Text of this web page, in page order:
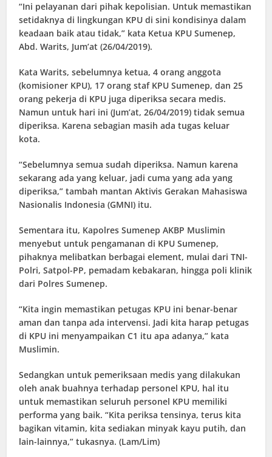
“Ini pelayanan dari pihak kepolisian. Untuk memastikan
setidaknya di lingkungan KPU di sini kondisinya dalam
keadaan baik atau tidak,” kata Ketua KPU Sumenep,
Abd. Warits, Jum’at (26/04/2019).
Kata Warits, sebelumnya ketua, 4 orang anggota
(komisioner KPU), 17 orang staf KPU Sumenep, dan 25
orang pekerja di KPU juga diperiksa secara medis.
Namun untuk hari ini (Jum’at, 26/04/2019) tidak semua
diperiksa. Karena sebagian masih ada tugas keluar
kota.
“Sebelumnya semua sudah diperiksa. Namun karena
sekarang ada yang keluar, jadi cuma yang ada yang
diperiksa,” tambah mantan Aktivis Gerakan Mahasiswa
Nasionalis Indonesia (GMNI) itu.
Sementara itu, Kapolres Sumenep AKBP Muslimin
menyebut untuk pengamanan di KPU Sumenep,
pihaknya melibatkan berbagai element, mulai dari TNI-
Polri, Satpol-PP, pemadam kebakaran, hingga poli klinik
dari Polres Sumenep.
“Kita ingin memastikan petugas KPU ini benar-benar
aman dan tanpa ada intervensi. Jadi kita harap petugas
di KPU ini menyampaikan C1 itu apa adanya,” kata
Muslimin.
Sedangkan untuk pemeriksaan medis yang dilakukan
oleh anak buahnya terhadap personel KPU, hal itu
untuk memastikan seluruh personel KPU memiliki
performa yang baik. “Kita periksa tensinya, terus kita
bagikan vitamin, kita sediakan minyak kayu putih, dan
lain-lainnya,” tukasnya. (Lam/Lim)